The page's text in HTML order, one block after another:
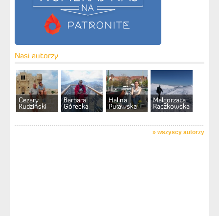
Nasi autorzy
Cezary
Rudziński
Barbara
Górecka
Halina
Puławska
Małgorzata
Raczkowska
» wszyscy autorzy